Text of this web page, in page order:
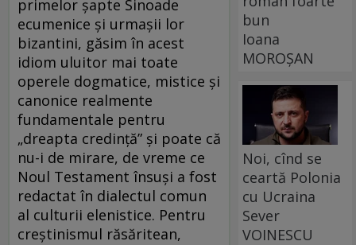
primelor șapte Sinoade
ecumenice și urmașii lor
bizantini, găsim în acest
idiom uluitor mai toate
operele dogmatice, mistice și
canonice realmente
fundamentale pentru
„dreapta credință” și poate că
nu-i de mirare, de vreme ce
Noul Testament însuși a fost
redactat în dialectul comun
al culturii elenistice. Pentru
creștinismul răsăritean,
bun
Ioana
MOROȘAN
Noi, cînd se
ceartă Polonia
cu Ucraina
Sever
VOINESCU